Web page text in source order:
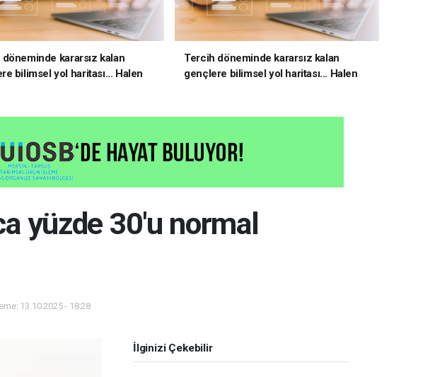
kararsız kalan
bilimsel yol haritası... Halen
Tercih döneminde kararsız kalan
gençlere bilimsel yol haritası... Halen
yüzde 30'u normal
13.10.2025 - 18:28
İlginizi Çekebilir